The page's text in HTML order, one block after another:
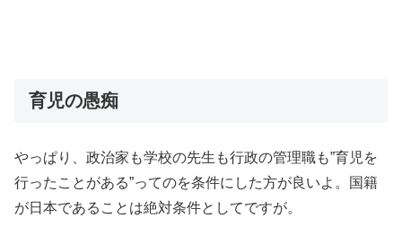
育児の愚痴
やっぱり、政治家も学校の先生も行政の管理職も”育児を
行ったことがある”ってのを条件にした方が良いよ。国籍
が日本であることは絶対条件としてですが。